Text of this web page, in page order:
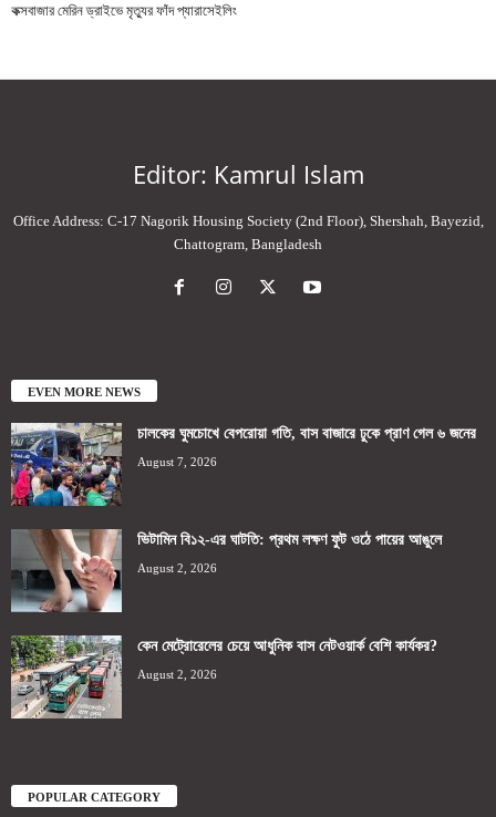
কক্সবাজার মেরিন ড্রাইভে মৃত্যুর ফাঁদ প্যারাসেইলিং
Editor: Kamrul Islam
Office Address: C-17 Nagorik Housing Society (2nd Floor), Shershah, Bayezid,
Chattogram, Bangladesh
EVEN MORE NEWS
চালকের ঘুমচোখে বেপরোয়া গতি, বাস বাজারে ঢুকে প্রাণ গেল ৬ জনের
August 7, 2026
ভিটামিন বি১২-এর ঘাটতি: প্রথম লক্ষণ ফুট ওঠে পায়ের আঙুলে
August 2, 2026
কেন মেট্রোরেলের চেয়ে আধুনিক বাস নেটওয়ার্ক বেশি কার্যকর?
August 2, 2026
POPULAR CATEGORY